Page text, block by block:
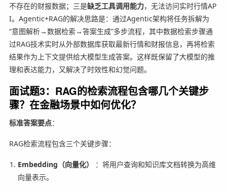
不存在的财报数据；三是缺乏工具调用能力，无法访问实时行情AP
I。Agentic+RAG的解决思路是：通过Agentic架构将任务拆解为
“意图解析→数据检索→答案生成”多步流程，其中数据检索步骤通
过RAG技术实时从外部数据库获取最新行情和财报信息，再将检索
结果作为上下文提供给大模型生成答案。这样既保留了大模型的推
理和表达能力，又解决了时效性和幻觉问题。
面试题3：RAG的检索流程包含哪几个关键步
骤？在金融场景中如何优化？
标准答案要点：
RAG检索流程包含三个关键步骤：
Embedding（向量化）
：将用户查询和知识库文档转换为高维
向量表示。